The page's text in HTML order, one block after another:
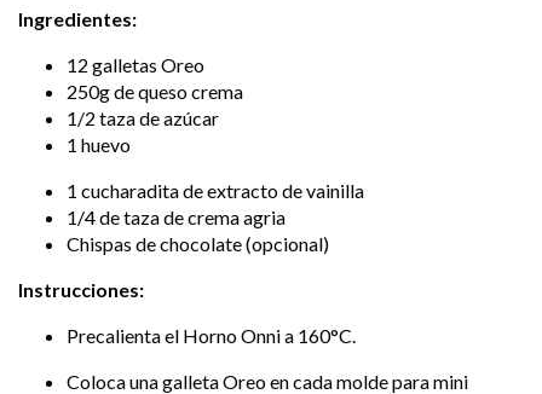
Ingredientes:
12 galletas Oreo
250g de queso crema
1/2 taza de azúcar
1 huevo
1 cucharadita de extracto de vainilla
1/4 de taza de crema agria
Chispas de chocolate (opcional)
Instrucciones:
Precalienta el Horno Onni a 160°C.
Coloca una galleta Oreo en cada molde para mini